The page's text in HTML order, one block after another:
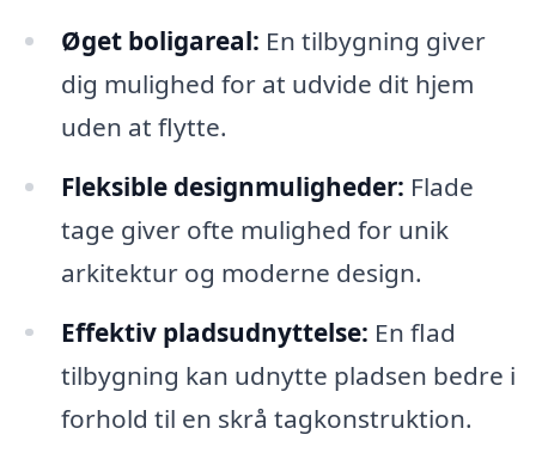
Øget boligareal: En tilbygning giver
dig mulighed for at udvide dit hjem
uden at flytte.
Fleksible designmuligheder: Flade
tage giver ofte mulighed for unik
arkitektur og moderne design.
Effektiv pladsudnyttelse: En flad
tilbygning kan udnytte pladsen bedre i
forhold til en skrå tagkonstruktion.